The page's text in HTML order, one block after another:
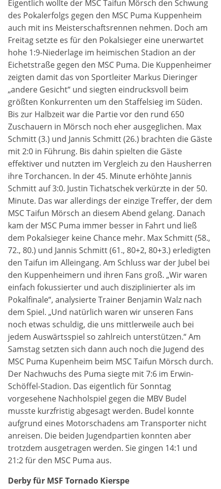
Eigentlich wollte der MSC Taifun Mörsch den Schwung
des Pokalerfolgs gegen den MSC Puma Kuppenheim
auch mit ins Meisterschaftsrennen nehmen. Doch am
Freitag setzte es für den Pokalsieger eine unerwartet
hohe 1:9-Niederlage im heimischen Stadion an der
Eichetstraße gegen den MSC Puma. Die Kuppenheimer
zeigten damit das von Sportleiter Markus Dieringer
„andere Gesicht“ und siegten eindrucksvoll beim
größten Konkurrenten um den Staffelsieg im Süden.
Bis zur Halbzeit war die Partie vor den rund 650
Zuschauern in Mörsch noch eher ausgeglichen. Max
Schmitt (3.) und Jannis Schmitt (26.) brachten die Gäste
mit 2:0 in Führung. Bis dahin spielten die Gäste
effektiver und nutzten im Vergleich zu den Hausherren
ihre Torchancen. In der 45. Minute erhöhte Jannis
Schmitt auf 3:0. Justin Tichatschek verkürzte in der 50.
Minute. Das war allerdings der einzige Treffer, der dem
MSC Taifun Mörsch an diesem Abend gelang. Danach
kam der MSC Puma immer besser in Fahrt und ließ
dem Pokalsieger keine Chance mehr. Max Schmitt (58.,
72., 80.) und Jannis Schmitt (61., 80+2, 80+3.) erledigten
den Taifun im Alleingang. Am Schluss war der Jubel bei
den Kuppenheimern und ihren Fans groß. „Wir waren
einfach fokussierter und auch disziplinierter als im
Pokalfinale“, analysierte Trainer Benjamin Walz nach
dem Spiel. „Und natürlich waren wir unseren Fans
noch etwas schuldig, die uns mittlerweile auch bei
jedem Auswärtsspiel so zahlreich unterstützen.“ Am
Samstag setzten sich dann auch noch die Jugend des
MSC Puma Kupenheim beim MSC Taifun Mörsch durch.
Der Nachwuchs des Puma siegte mit 7:6 im Erwin-
Schöffel-Stadion. Das eigentlich für Sonntag
vorgesehene Nachholspiel gegen die MBV Budel
musste kurzfristig abgesagt werden. Budel konnte
aufgrund eines Motorschadens am Transporter nicht
anreisen. Die beiden Jugendpartien konnten aber
trotzdem ausgetragen werden. Sie gingen 14:1 und
21:2 für den MSC Puma aus.
Derby für MSF Tornado Kierspe
Anbieter:
DMSB
Zweck:
Dieser Cookie speichert Informationen zu
verwendeten Hintergrundbildern der Website.
Cookie Laufzeit:
24 Stunden
Cookie Consent
Name:
cookie_consent
DMSB
Dieser Cookie speichert die gewählten Cookie-
Einstellungen.
Cookie Laufzeit:
12 Monate
Statistiken
Cookies, die der Sammlung von Informationen und
Erstellung von Berichten über die Website-
Nutzungsstatistik dienen, ohne dass einzelne
Besucher persönlich identifiziert werden können.
Google Analytics
Name:
_gat, _ga, _gid
Anbieter:
Google LLC
Zweck: